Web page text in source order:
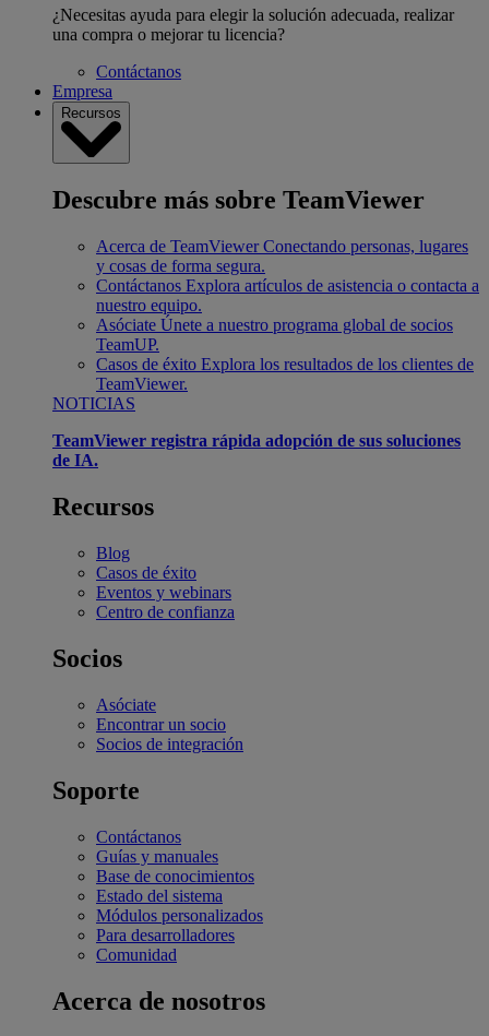
¿Necesitas ayuda para elegir la solución adecuada, realizar
una compra o mejorar tu licencia?
Contáctanos
Empresa
Recursos
Descubre más sobre TeamViewer
Acerca de TeamViewer Conectando personas, lugares
y cosas de forma segura.
Contáctanos Explora artículos de asistencia o contacta a
nuestro equipo.
Asóciate Únete a nuestro programa global de socios
TeamUP.
Casos de éxito Explora los resultados de los clientes de
TeamViewer.
NOTICIAS
TeamViewer registra rápida adopción de sus soluciones
de IA.
Recursos
Blog
Casos de éxito
Eventos y webinars
Centro de confianza
Socios
Asóciate
Encontrar un socio
Socios de integración
Soporte
Contáctanos
Guías y manuales
Base de conocimientos
Estado del sistema
Módulos personalizados
Para desarrolladores
Comunidad
Acerca de nosotros